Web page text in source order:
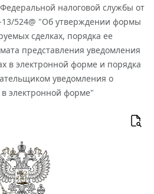
налоговой службы от
524@ "Об утверждении формы
сделках, порядка ее
представления уведомления
в электронной форме и порядка
уведомления о
электронной форме"